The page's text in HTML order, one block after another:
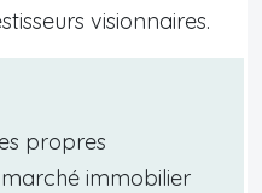
visionnaires.
propres
immobilier